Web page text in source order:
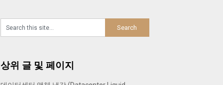
상위 글 및 페이지